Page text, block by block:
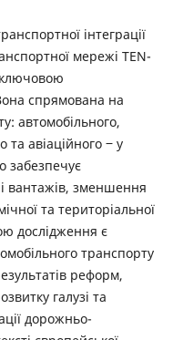
інтеграції
мережі TEN-
спрямована на
автомобільного,
та авіаційного ‒ у
забезпечує
вантажів, зменшення
та територіальної
дослідження є
транспорту
реформ,
галузі та
дорожньо-